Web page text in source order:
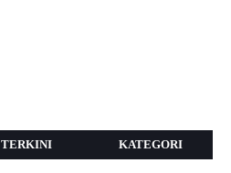
TERKINI KATEGORI